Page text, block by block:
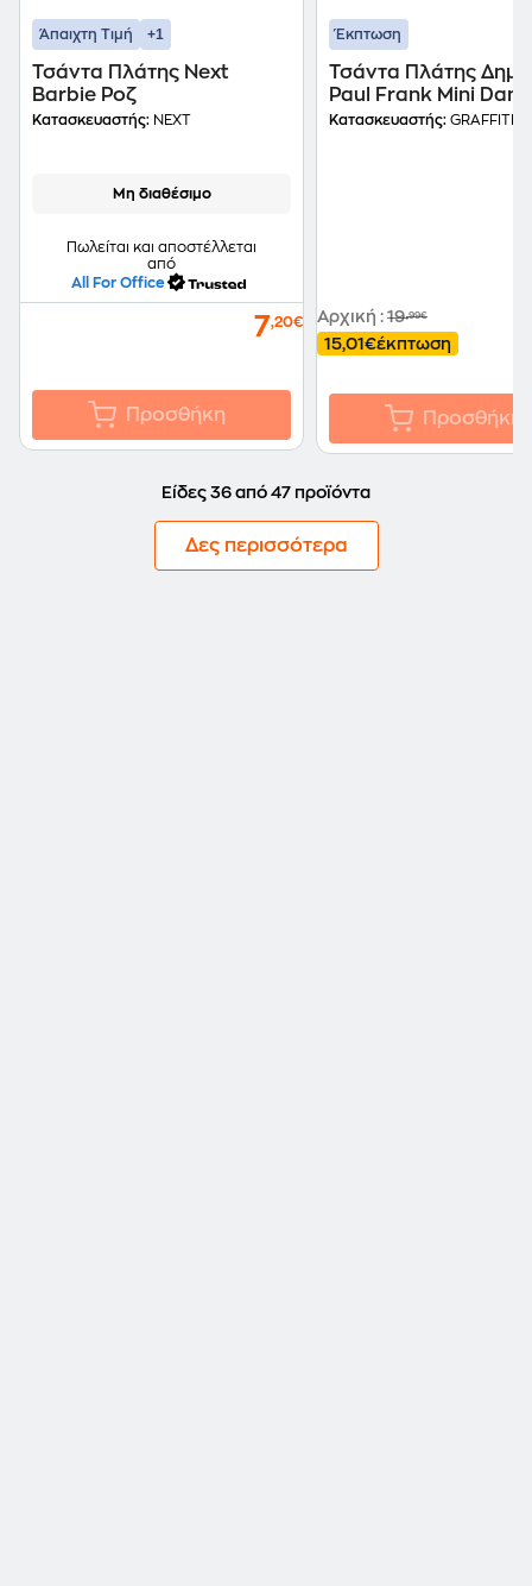
Άπαιχτη Τιμή +1
Τσάντα Πλάτης Next
Barbie Ροζ
Κατασκευαστής: NEXT
Μη διαθέσιμο
Πωλείται και αποστέλλεται
από
All For Office
7,20€
Προσθήκη
Έκπτωση
Τσάντα Πλάτης
Paul Frank Mini
Κατασκευαστής: GRAFFITI
Αρχική : 19,99€
15,01€έκπτωση
Προσθήκη
Είδες 36 από 47 προϊόντα
Δες περισσότερα